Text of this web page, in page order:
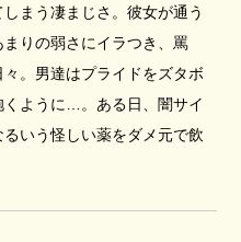
まう凄まじさ。彼女が通う
りの弱さにイラつき、罵
。男達はプライドをズタボ
くように…。ある日、闇サイ
いう怪しい薬をダメ元で飲